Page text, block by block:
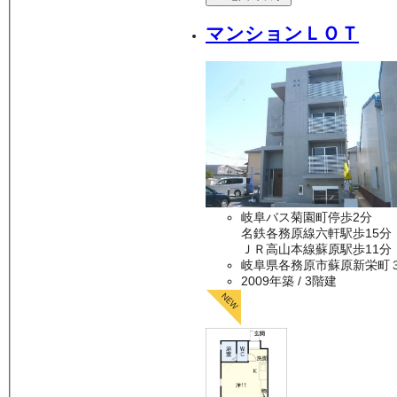
マンションＬＯＴ
岐阜バス菊園町停歩2分
名鉄各務原線六軒駅歩15分
ＪＲ高山本線蘇原駅歩11分
岐阜県各務原市蘇原新栄町
2009年築 / 3階建